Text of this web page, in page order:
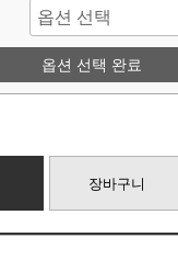
옵션 선택 완료
장바구니